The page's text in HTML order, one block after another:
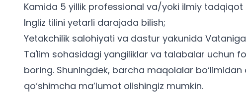
Kamida 5 yillik professional va/yoki ilmiy tadqiqot
Ingliz tilini yetarli darajada bilish;
Yetakchilik salohiyati va dastur yakunida
Ta'lim sohasidagi yangiliklar va talabalar uchun
boring. Shuningdek, barcha maqolalar
qo‘shimcha ma’lumot olishingiz mumkin.